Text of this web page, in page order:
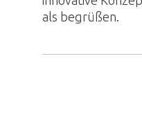
als begrüßen.